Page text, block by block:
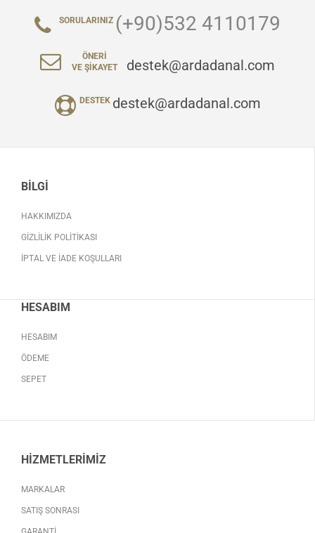
SORULARINIZ (+90)532 4110179
ÖNERI
VE ŞIKAYET
destek@ardadanal.com
DESTEK destek@ardadanal.com
BILGI
HAKKIMIZDA
GIZLILIK POLITIKASI
İPTAL VE İADE KOŞULLARI
HESABIM
HESABIM
ÖDEME
SEPET
HIZMETLERIMIZ
MARKALAR
SATIŞ SONRASI